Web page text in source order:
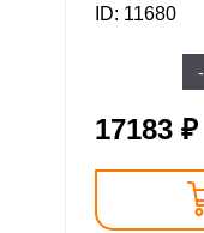
ID: 11680
-
17183 ₽